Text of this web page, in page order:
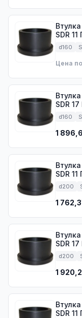
SDR
d160
Цена
SDR
d160
1
SDR
d200
1
SDR
d200
1
SDR